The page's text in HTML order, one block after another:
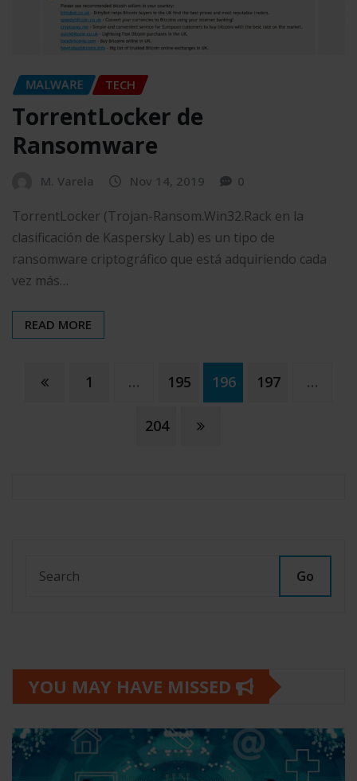
MALWARE TECH
TorrentLocker de
Ransomware
M. Varela Nov 14, 2019 0
TorrentLocker (Trojan-Ransom.Win32.Rack en la
clasificación de Kaspersky Lab) es un tipo de
ransomware criptográfico que está adquiriendo cada
vez más…
READ MORE
Paginación
1 … 195 196 197 …
204
Go
YOU MAY HAVE MISSED